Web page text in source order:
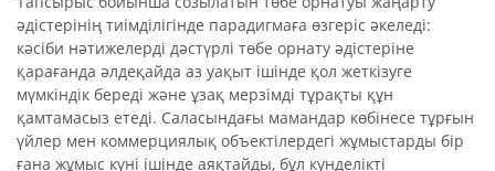
әдістерінің тиімділігінде парадигмаға өзгеріс әкеледі:
кәсіби нәтижелерді дәстүрлі төбе орнату әдістеріне
қарағанда әлдеқайда аз уақыт ішінде қол жеткізуге
мүмкіндік береді және ұзақ мерзімді тұрақты құн
қамтамасыз етеді. Саласындағы мамандар көбінесе тұрғын
үйлер мен коммерциялық объектілердегі жұмыстарды бір
ғана жұмыс күні ішінде аяқтайды, бұл күнделікті